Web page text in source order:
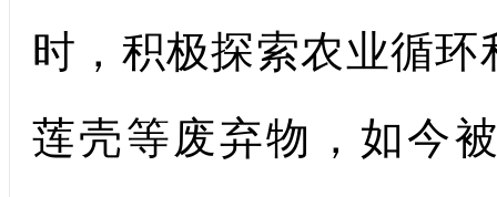
时，积极探索农业循
莲壳等废弃物，如今